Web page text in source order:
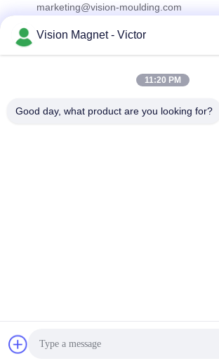
marketing@vision-moulding.com
Alamat
Kebijakan Privasi
Sitemap
Vision Magnet - Victor
11:20 PM
Good day, what product are you looking for?